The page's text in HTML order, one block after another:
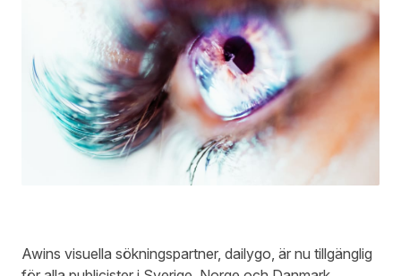
Awins visuella sökningspartner, dailygo, är nu tillgänglig